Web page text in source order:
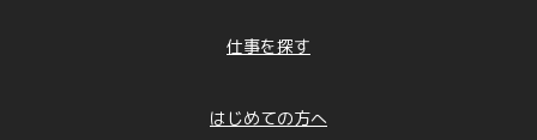
仕事を探す
はじめての方へ